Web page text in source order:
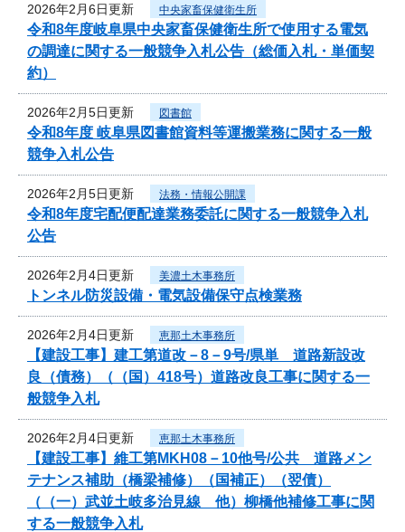
2026年2月6日更新 中央家畜保健衛生所
令和8年度岐阜県中央家畜保健衛生所で使用する電気
の調達に関する一般競争入札公告（総価入札・単価契
約）
2026年2月5日更新 図書館
令和8年度 岐阜県図書館資料等運搬業務に関する一般
競争入札公告
2026年2月5日更新 法務・情報公開課
令和8年度宅配便配達業務委託に関する一般競争入札
公告
2026年2月4日更新 美濃土木事務所
トンネル防災設備・電気設備保守点検業務
2026年2月4日更新 恵那土木事務所
【建設工事】建工第道改－8－9号/県単 道路新設改
良（債務）（（国）418号）道路改良工事に関する一
般競争入札
2026年2月4日更新 恵那土木事務所
【建設工事】維工第MKH08－10他号/公共 道路メン
テナンス補助（橋梁補修）（国補正）（翌債）
（（一）武並土岐多治見線 他）柳橋他補修工事に関
する一般競争入札